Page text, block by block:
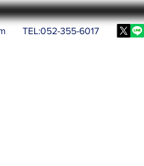
TEL:052-355-6017